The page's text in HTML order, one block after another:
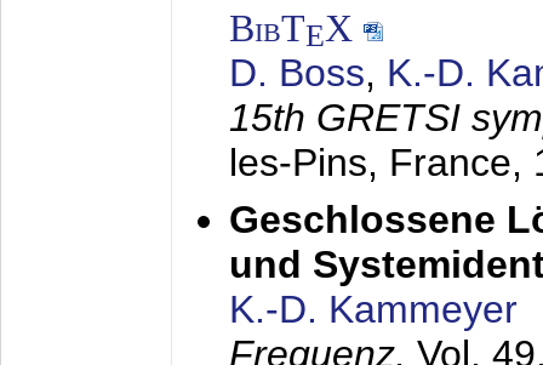
BibTEX
D. Boss, K.-D.
15th GRETSI
les-Pins, France,
Geschlossene
und
K.-D. Kammeyer
Frequenz, Vol.